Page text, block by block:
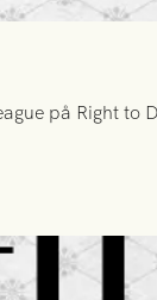
på Right